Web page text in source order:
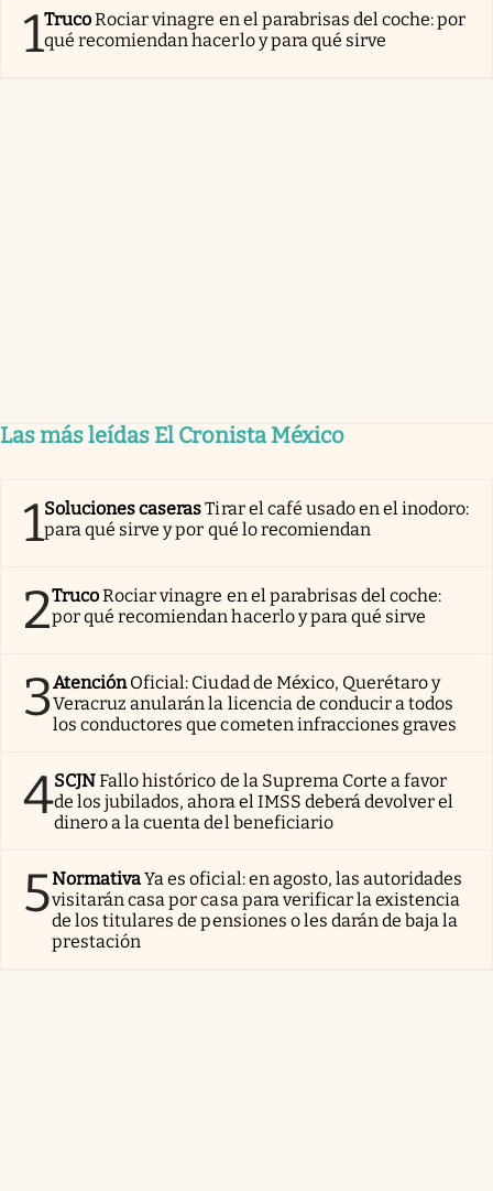
1TrucoRociar vinagre en el parabrisas del coche: por
qué recomiendan hacerlo y para qué sirve
Las más leídas El Cronista México
1Soluciones caserasTirar el café usado en el inodoro:
para qué sirve y por qué lo recomiendan
2TrucoRociar vinagre en el parabrisas del coche:
por qué recomiendan hacerlo y para qué sirve
3AtenciónOficial: Ciudad de México, Querétaro y
Veracruz anularán la licencia de conducir a todos
los conductores que cometen infracciones graves
4SCJNFallo histórico de la Suprema Corte a favor
de los jubilados, ahora el IMSS deberá devolver el
dinero a la cuenta del beneficiario
5NormativaYa es oficial: en agosto, las autoridades
visitarán casa por casa para verificar la existencia
de los titulares de pensiones o les darán de baja la
prestación